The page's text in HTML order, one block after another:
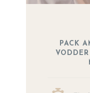
PACK